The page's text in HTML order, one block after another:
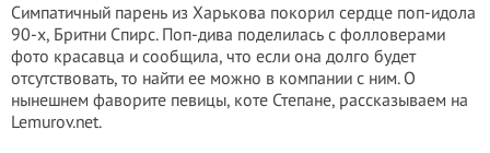
Симпатичный парень из Харькова покорил сердце поп-идола
90-х, Бритни Спирс. Поп-дива поделилась с фолловерами
фото красавца и сообщила, что если она долго будет
отсутствовать, то найти ее можно в компании с ним. О
нынешнем фаворите певицы, коте Степане, рассказываем на
Lemurov.net.